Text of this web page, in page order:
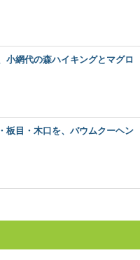
はなに？47都道府県の木
の一つとして、「都道府県の木」
知っていますか？ また、あな...
ておきたい日本の木材～そ
オモテとウラがあるって知ってま
小網代の森ハイキングとマグロ
板目・木口を、バウムクーヘン